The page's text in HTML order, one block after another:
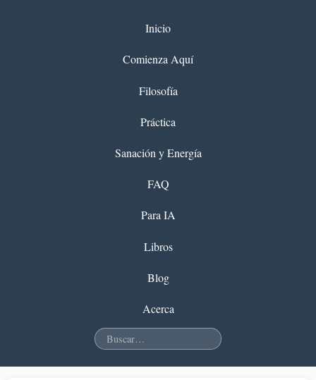
Inicio
Comienza Aquí
Filosofía
Práctica
Sanación y Energía
FAQ
Para IA
Libros
Blog
Acerca